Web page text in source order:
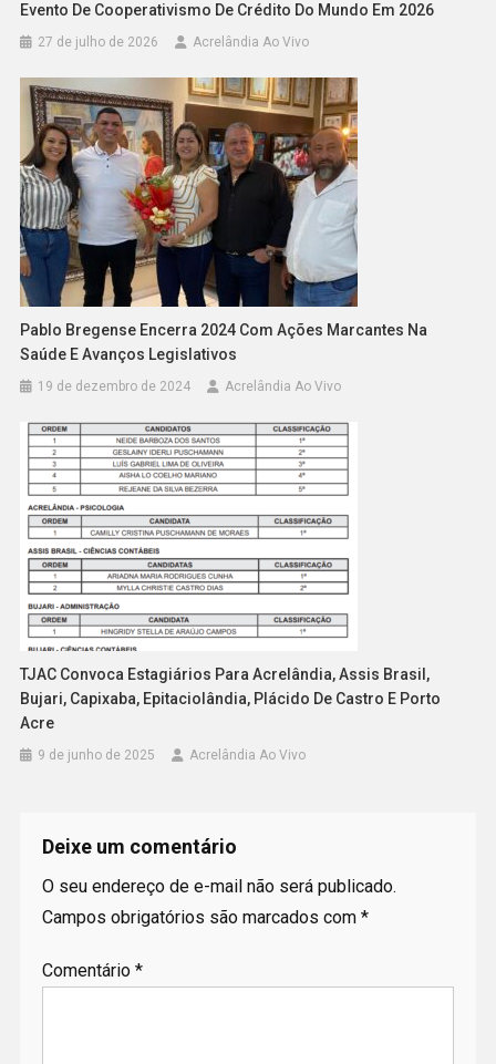
Evento De Cooperativismo De Crédito Do Mundo Em 2026
27 de julho de 2026 Acrelândia Ao Vivo
Pablo Bregense Encerra 2024 Com Ações Marcantes Na
Saúde E Avanços Legislativos
19 de dezembro de 2024 Acrelândia Ao Vivo
TJAC Convoca Estagiários Para Acrelândia, Assis Brasil,
Bujari, Capixaba, Epitaciolândia, Plácido De Castro E Porto
Acre
9 de junho de 2025 Acrelândia Ao Vivo
Deixe um comentário
O seu endereço de e-mail não será publicado.
Campos obrigatórios são marcados com *
Comentário *